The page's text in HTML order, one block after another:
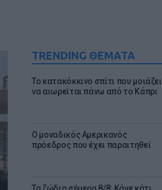
TRENDING ΘΕΜΑΤΑ
Το κατακόκκινο σπίτι που μοιάζει
να αιωρείται πάνω από το Κάπρι
Ο μοναδικός Αμερικανός
πρόεδρος που έχει παραιτηθεί